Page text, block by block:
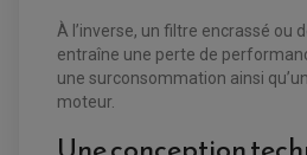
À l’inverse, un filtre encrassé ou
entraîne une perte de
une surconsommation ainsi
moteur.